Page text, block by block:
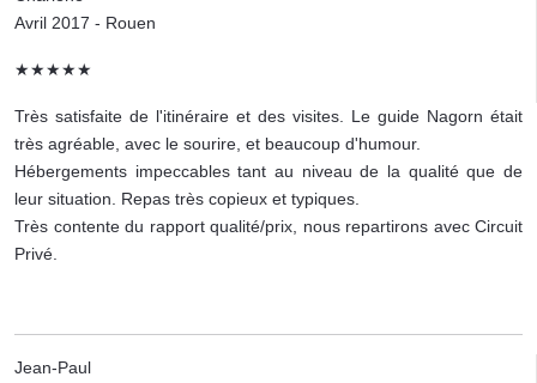
Avril 2017 - Rouen
★★★★★
Très satisfaite de l'itinéraire et des visites. Le guide Nagorn était
très agréable, avec le sourire, et beaucoup d'humour.
Hébergements impeccables tant au niveau de la qualité que de
leur situation. Repas très copieux et typiques.
Très contente du rapport qualité/prix, nous repartirons avec Circuit
Privé.
Jean-Paul